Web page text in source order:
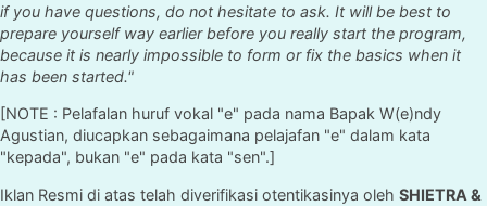
if you have questions, do not hesitate to ask. It will be best to
prepare yourself way earlier before you really start the program,
because it is nearly impossible to form or fix the basics when it
has been started."
[NOTE : Pelafalan huruf vokal "e" pada nama Bapak W(e)ndy
Agustian, diucapkan sebagaimana pelajafan "e" dalam kata
"kepada", bukan "e" pada kata "sen".]
Iklan Resmi di atas telah diverifikasi otentikasinya oleh SHIETRA &